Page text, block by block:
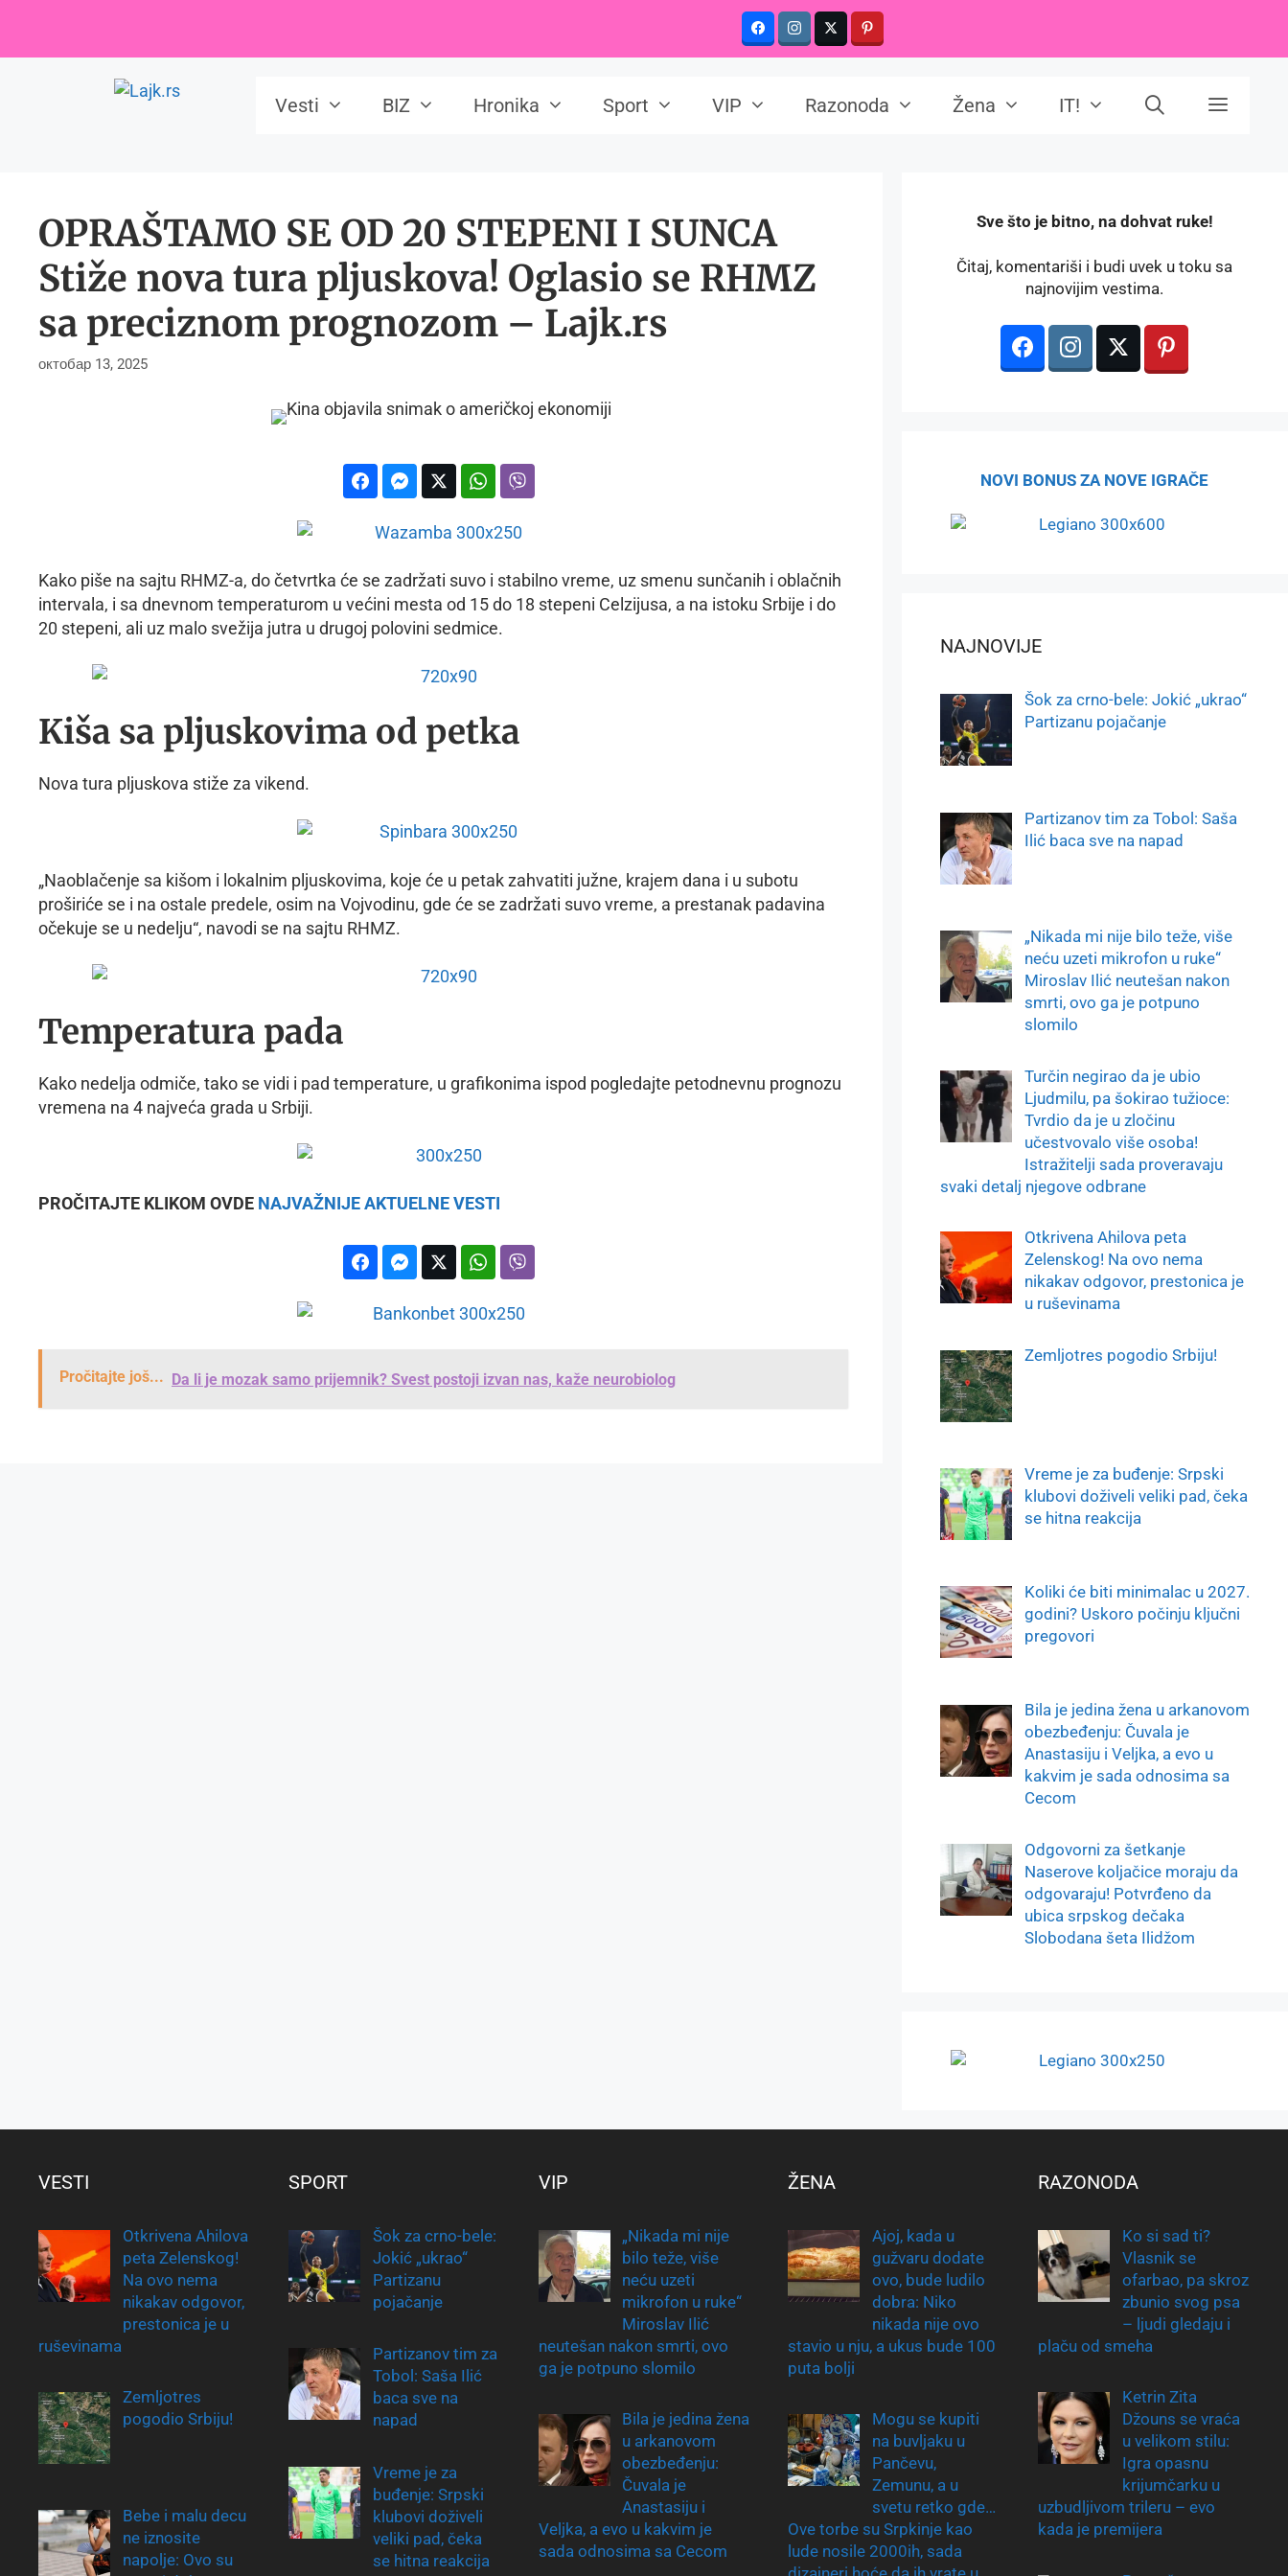
content
Vesti BIZ Hronika Sport VIP Razonoda Žena IT!
OPRAŠTAMO SE OD 20 STEPENI I SUNCA
Stiže nova tura pljuskova! Oglasio se RHMZ
sa preciznom prognozom – Lajk.rs
октобар 13, 2025
Kako piše na sajtu RHMZ-a, do četvrtka će se zadržati suvo i stabilno vreme, uz smenu sunčanih i oblačnih
intervala, i sa dnevnom temperaturom u većini mesta od 15 do 18 stepeni Celzijusa, a na istoku Srbije i do
20 stepeni, ali uz malo svežija jutra u drugoj polovini sedmice.
Kiša sa pljuskovima od petka
Nova tura pljuskova stiže za vikend.
„Naoblačenje sa kišom i lokalnim pljuskovima, koje će u petak zahvatiti južne, krajem dana i u subotu
proširiće se i na ostale predele, osim na Vojvodinu, gde će se zadržati suvo vreme, a prestanak padavina
očekuje se u nedelju“, navodi se na sajtu RHMZ.
Temperatura pada
Kako nedelja odmiče, tako se vidi i pad temperature, u grafikonima ispod pogledajte petodnevnu prognozu
vremena na 4 najveća grada u Srbiji.
PROČITAJTE KLIKOM OVDE NAJVAŽNIJE AKTUELNE VESTI
Pročitajte još... Da li je mozak samo prijemnik? Svest postoji izvan nas, kaže neurobiolog
️Sve što je bitno, na dohvat ruke!
Čitaj, komentariši i budi uvek u toku sa
najnovijim vestima.
NOVI BONUS ZA NOVE IGRAČE
NAJNOVIJE
Šok za crno-bele: Jokić „ukrao“
Partizanu pojačanje
Partizanov tim za Tobol: Saša
Ilić baca sve na napad
„Nikada mi nije bilo teže, više
neću uzeti mikrofon u ruke“
Miroslav Ilić neutešan nakon
smrti, ovo ga je potpuno
slomilo
Turčin negirao da je ubio
Ljudmilu, pa šokirao tužioce:
Tvrdio da je u zločinu
učestvovalo više osoba!
Istražitelji sada proveravaju
svaki detalj njegove odbrane
Otkrivena Ahilova peta
Zelenskog! Na ovo nema
nikakav odgovor, prestonica je
u ruševinama
Zemljotres pogodio Srbiju!
Vreme je za buđenje: Srpski
klubovi doživeli veliki pad, čeka
se hitna reakcija
Koliki će biti minimalac u 2027.
godini? Uskoro počinju ključni
pregovori
Bila je jedina žena u arkanovom
obezbeđenju: Čuvala je
Anastasiju i Veljka, a evo u
kakvim je sada odnosima sa
Cecom
Odgovorni za šetkanje
Naserove koljačice moraju da
odgovaraju! Potvrđeno da
ubica srpskog dečaka
Slobodana šeta Ilidžom
VESTI
Otkrivena Ahilova
peta Zelenskog!
Na ovo nema
nikakav odgovor,
prestonica je u
ruševinama
Zemljotres
pogodio Srbiju!
Bebe i malu decu
ne iznosite
napolje: Ovo su
SPORT
Šok za crno-bele:
Jokić „ukrao“
Partizanu
pojačanje
Partizanov tim za
Tobol: Saša Ilić
baca sve na
napad
Vreme je za
buđenje: Srpski
klubovi doživeli
veliki pad, čeka
se hitna reakcija
VIP
„Nikada mi nije
bilo teže, više
neću uzeti
mikrofon u ruke“
Miroslav Ilić
neutešan nakon smrti, ovo
ga je potpuno slomilo
Bila je jedina žena
u arkanovom
obezbeđenju:
Čuvala je
Anastasiju i
Veljka, a evo u kakvim je
sada odnosima sa Cecom
ŽENA
Ajoj, kada u
gužvaru dodate
ovo, bude ludilo
dobra: Niko
nikada nije ovo
stavio u nju, a ukus bude 100
puta bolji
Mogu se kupiti
na buvljaku u
Pančevu,
Zemunu, a u
svetu retko gde…
Ove torbe su Srpkinje kao
lude nosile 2000ih, sada
RAZONODA
Ko si sad ti?
Vlasnik se
ofarbao, pa skroz
zbunio svog psa
– ljudi gledaju i
plaču od smeha
Ketrin Zita
Džouns se vraća
u velikom stilu:
Igra opasnu
krijumčarku u
uzbudljivom trileru – evo
kada je premijera